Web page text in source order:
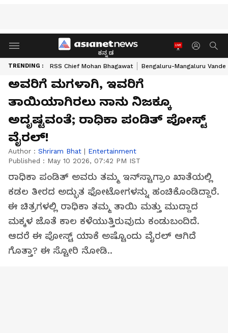
ಕನ್ನಡ
TRENDING : RSS Chief Mohan Bhagawat Bengaluru-Mangaluru
ಅವರಿಗೆ ಮಗಳಾಗಿ, ಇವರಿಗೆ
ತಾಯಿಯಾಗಿರಲು ನಾನು ನಿಜಕ್ಕೂ
ಅದೃಷ್ಟವಂತೆ; ರಾಧಿಕಾ ಪಂಡಿತ್ ಪೋಸ್ಟ್
ವೈರಲ್!
Author : Shriram Bhat | Entertainment
Published : May 10 2026, 07:42 PM IST
ರಾಧಿಕಾ ಪಂಡಿತ್ ಅವರು ತಮ್ಮ ಇನ್‌ಸ್ಟಾಗ್ರಾಂ ಖಾತೆಯಲ್ಲಿ
ಕಡಲ ತೀರದ ಅದ್ಭುತ ಫೋಟೋಗಳನ್ನು ಹಂಚಿಕೊಂಡಿದ್ದಾರೆ.
ಈ ಚಿತ್ರಗಳಲ್ಲಿ ರಾಧಿಕಾ ತಮ್ಮ ತಾಯಿ ಮತ್ತು ಮುದ್ದಾದ
ಮಕ್ಕಳ ಜೊತೆ ಕಾಲ ಕಳೆಯುತ್ತಿರುವುದು ಕಂಡುಬಂದಿದೆ.
ಆದರೆ ಈ ಪೋಸ್ಟ್ ಯಾಕೆ ಅಷ್ಟೊಂದು ವೈರಲ್ ಆಗಿದೆ
ಗೊತ್ತಾ? ಈ ಸ್ಟೋರಿ ನೋಡಿ..